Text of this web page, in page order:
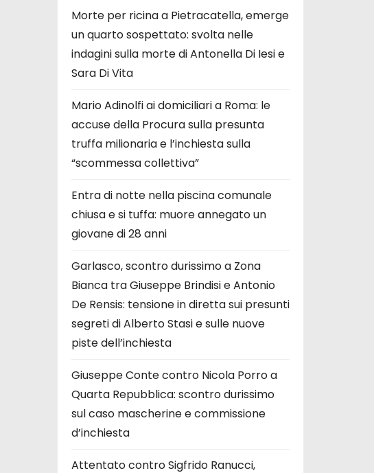
Morte per ricina a Pietracatella, emerge
un quarto sospettato: svolta nelle
indagini sulla morte di Antonella Di Iesi e
Sara Di Vita
Mario Adinolfi ai domiciliari a Roma: le
accuse della Procura sulla presunta
truffa milionaria e l’inchiesta sulla
“scommessa collettiva”
Entra di notte nella piscina comunale
chiusa e si tuffa: muore annegato un
giovane di 28 anni
Garlasco, scontro durissimo a Zona
Bianca tra Giuseppe Brindisi e Antonio
De Rensis: tensione in diretta sui presunti
segreti di Alberto Stasi e sulle nuove
piste dell’inchiesta
Giuseppe Conte contro Nicola Porro a
Quarta Repubblica: scontro durissimo
sul caso mascherine e commissione
d’inchiesta
Attentato contro Sigfrido Ranucci,